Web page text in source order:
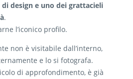
design e uno dei grattacieli
.
l’iconico profilo.
non è visitabile dall’interno,
e lo si fotografa.
di approfondimento, è già